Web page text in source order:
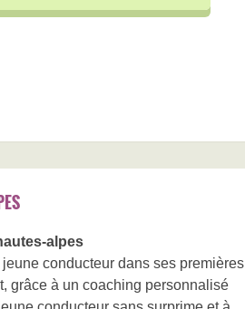
alpes
jeune conducteur dans ses premières
grâce à un coaching personnalisé